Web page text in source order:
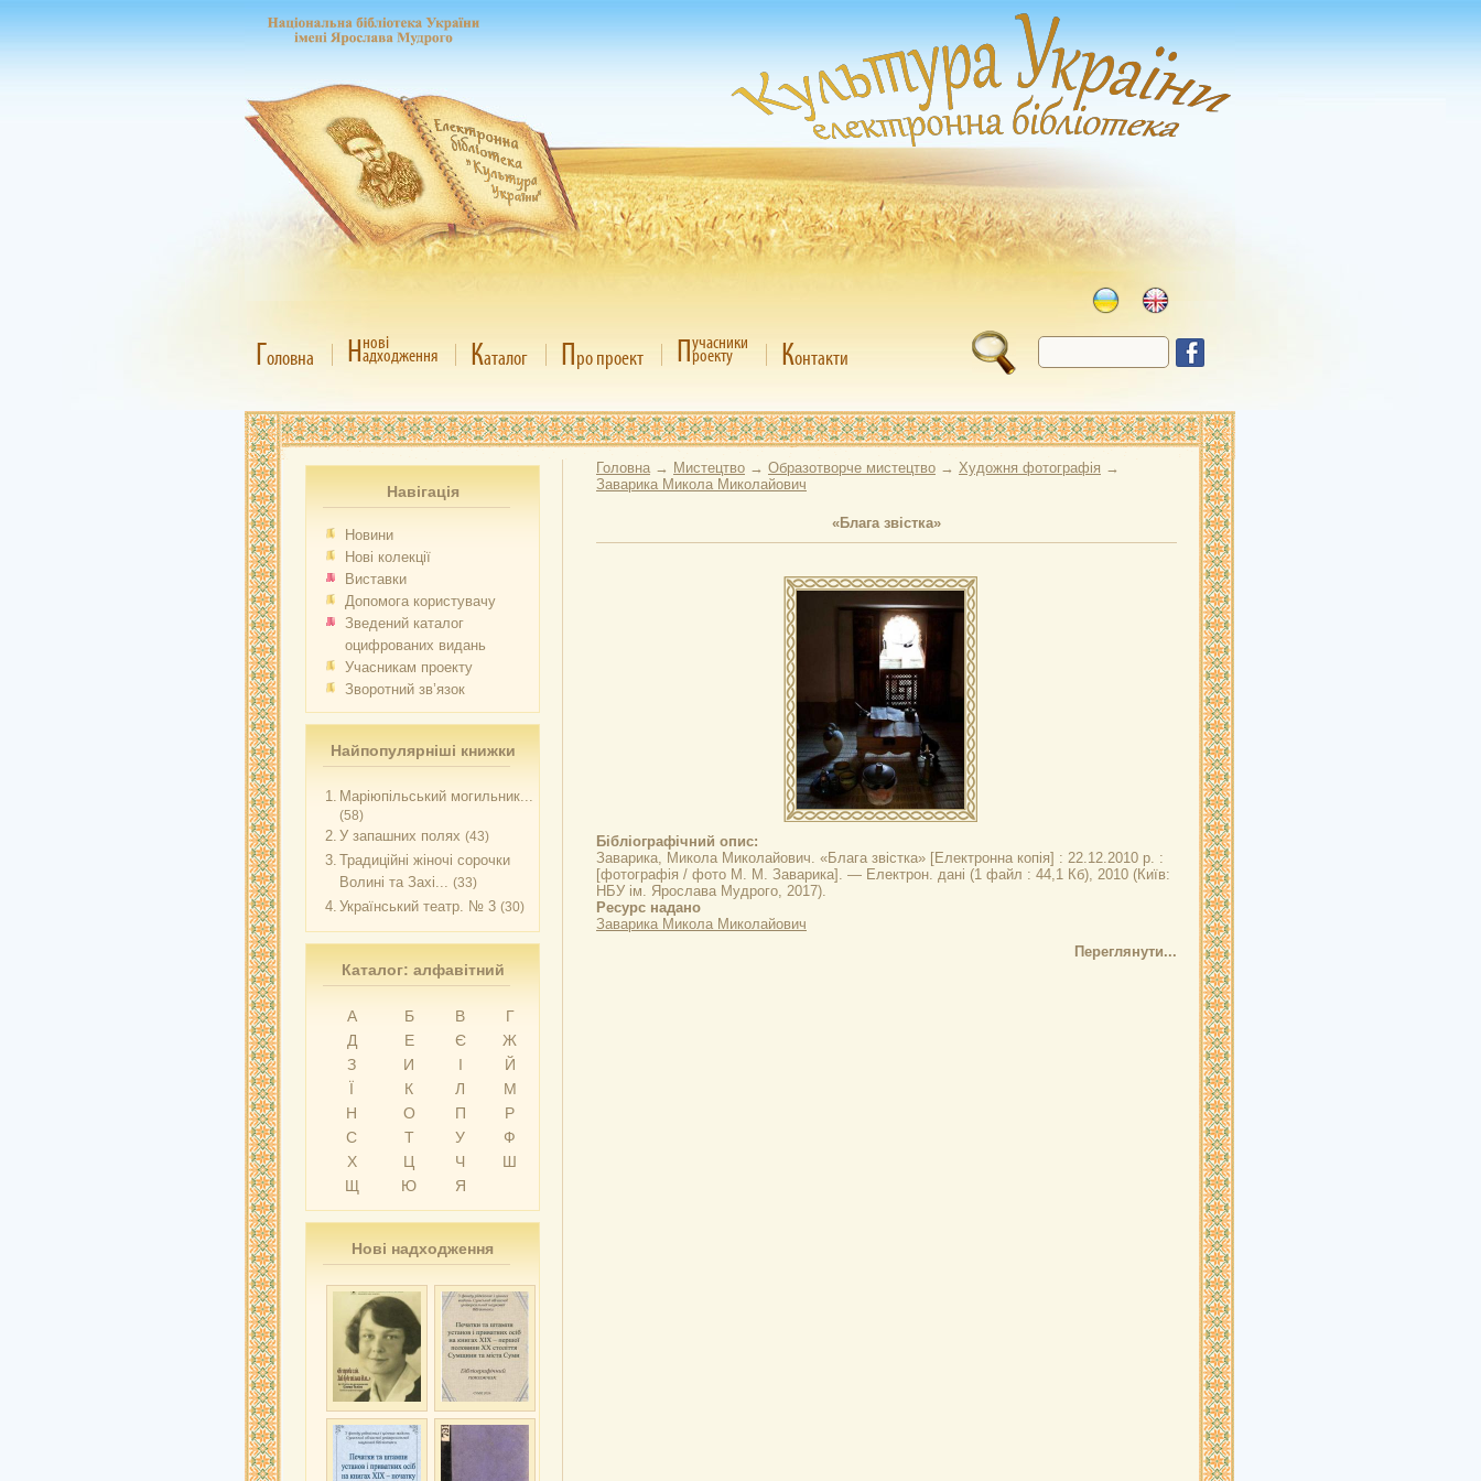
Головна Ннові
адходження Каталог Про проект Пучасники
роекту Контакти
Навігація
Новини
Нові колекції
Виставки
Допомога користувачу
Зведений каталог
оцифрованих видань
Учасникам проекту
Зворотний зв’язок
Найпопулярніші книжки
1. Маріюпільський могильник...
(58)
2. У запашних полях (43)
3. Традиційні жіночі сорочки
Волині та Захі... (33)
4. Український театр. № 3 (30)
Каталог: алфавітний
А Б В
Г
Д
Е Є
Ж
З
И І
Й
Ї
К Л
М
Н
О П
Р
С
Т У
Ф
Х
Ц Ч
Ш
Щ
Ю Я
Нові надходження
Головна → Мистецтво → Образотворче мистецтво → Художня фотографія →
Заварика Микола Миколайович
«Блага звістка»
Бібліографічний опис:
Заварика, Микола Миколайович. «Блага звістка» [Електронна копія] : 22.12.2010 р. :
[фотографія / фото М. М. Заварика]. — Електрон. дані (1 файл : 44,1 Кб), 2010 (Київ:
НБУ ім. Ярослава Мудрого, 2017).
Ресурс надано
Заварика Микола Миколайович
Переглянути...